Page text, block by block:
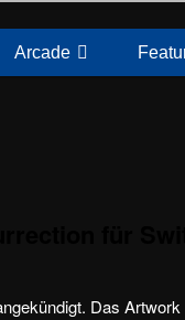
Arcade
Das